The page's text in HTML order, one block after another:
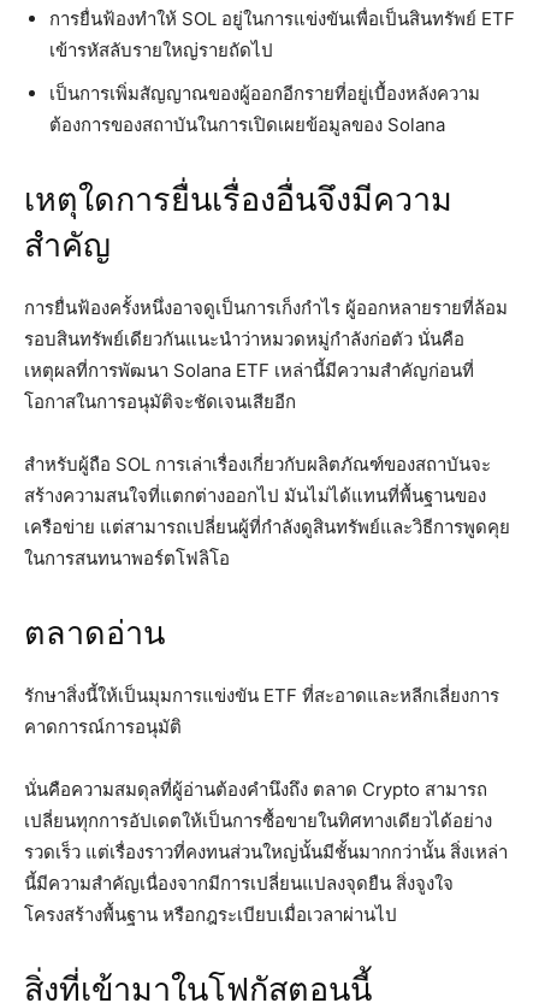
การยื่นฟ้องทำให้ SOL อยู่ในการแข่งขันเพื่อเป็นสินทรัพย์ ETF
เข้ารหัสลับรายใหญ่รายถัดไป
เป็นการเพิ่มสัญญาณของผู้ออกอีกรายที่อยู่เบื้องหลังความ
ต้องการของสถาบันในการเปิดเผยข้อมูลของ Solana
เหตุใดการยื่นเรื่องอื่นจึงมีความ
สำคัญ
การยื่นฟ้องครั้งหนึ่งอาจดูเป็นการเก็งกำไร ผู้ออกหลายรายที่ล้อม
รอบสินทรัพย์เดียวกันแนะนำว่าหมวดหมู่กำลังก่อตัว นั่นคือ
เหตุผลที่การพัฒนา Solana ETF เหล่านี้มีความสำคัญก่อนที่
โอกาสในการอนุมัติจะชัดเจนเสียอีก
สำหรับผู้ถือ SOL การเล่าเรื่องเกี่ยวกับผลิตภัณฑ์ของสถาบันจะ
สร้างความสนใจที่แตกต่างออกไป มันไม่ได้แทนที่พื้นฐานของ
เครือข่าย แต่สามารถเปลี่ยนผู้ที่กำลังดูสินทรัพย์และวิธีการพูดคุย
ในการสนทนาพอร์ตโฟลิโอ
ตลาดอ่าน
รักษาสิ่งนี้ให้เป็นมุมการแข่งขัน ETF ที่สะอาดและหลีกเลี่ยงการ
คาดการณ์การอนุมัติ
นั่นคือความสมดุลที่ผู้อ่านต้องคำนึงถึง ตลาด Crypto สามารถ
เปลี่ยนทุกการอัปเดตให้เป็นการซื้อขายในทิศทางเดียวได้อย่าง
รวดเร็ว แต่เรื่องราวที่คงทนส่วนใหญ่นั้นมีชั้นมากกว่านั้น สิ่งเหล่า
นี้มีความสำคัญเนื่องจากมีการเปลี่ยนแปลงจุดยืน สิ่งจูงใจ
โครงสร้างพื้นฐาน หรือกฎระเบียบเมื่อเวลาผ่านไป
สิ่งที่เข้ามาในโฟกัสตอนนี้